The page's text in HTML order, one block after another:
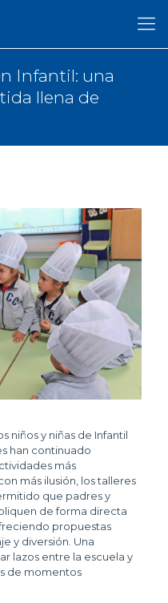
Infantil: una
llena de
niños y niñas de Infantil
han continuado
más
más ilusión, los talleres
que padres y
de forma directa
propuestas
y diversión. Una
lazos entre la escuela y
de momentos